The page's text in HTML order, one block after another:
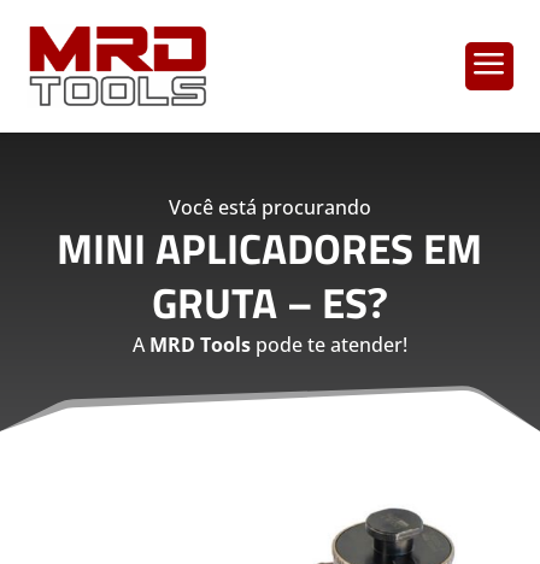
a
Você está procurando
MINI APLICADORES EM
GRUTA – ES?
AMRD Toolspode te atender!